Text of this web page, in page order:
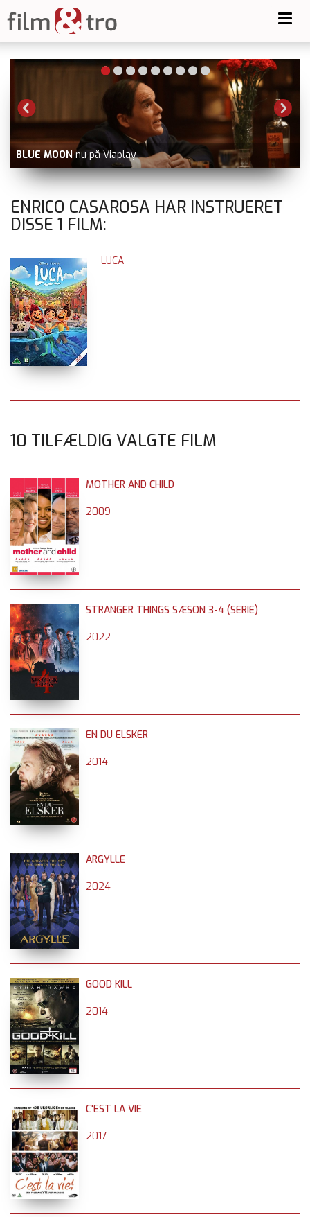
BLUE MOON nu på Viaplay
ENRICO CASAROSA HAR INSTRUERET
DISSE 1 FILM:
LUCA
10 TILFÆLDIG VALGTE FILM
MOTHER AND CHILD
2009
STRANGER THINGS SÆSON 3-4 (SERIE)
2022
EN DU ELSKER
2014
ARGYLLE
2024
GOOD KILL
2014
C'EST LA VIE
2017